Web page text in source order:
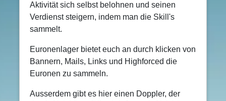
Aktivität sich selbst belohnen und seinen
Verdienst steigern, indem man die Skill's
sammelt.
Euronenlager bietet euch an durch klicken von
Bannern, Mails, Links und Highforced die
Euronen zu sammeln.
Ausserdem gibt es hier einen Doppler, der